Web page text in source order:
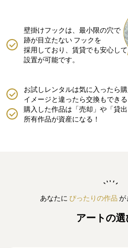
壁掛けフックは、最小限の穴で
跡が目立たない フックを
採用しており、賃貸でも安心して
設置が可能です。
購入した作品は「売却」や「貸出
所有作品が資産になる！
お試しレンタルは気に入ったら購
イメージと違ったら交換もできる
あなたに ぴったりの作品 が
アートの